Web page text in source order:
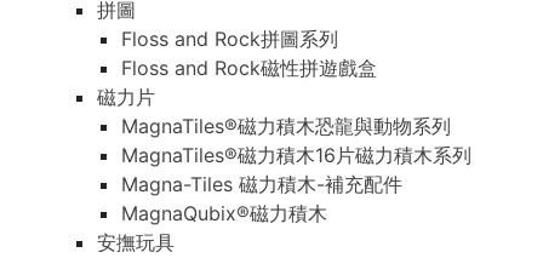
拼圖
Floss and Rock拼圖系列
Floss and Rock磁性拼遊戲盒
磁力片
MagnaTiles®磁力積木恐龍與動物系列
MagnaTiles®磁力積木16片磁力積木系列
Magna-Tiles 磁力積木-補充配件
MagnaQubix®磁力積木
安撫玩具